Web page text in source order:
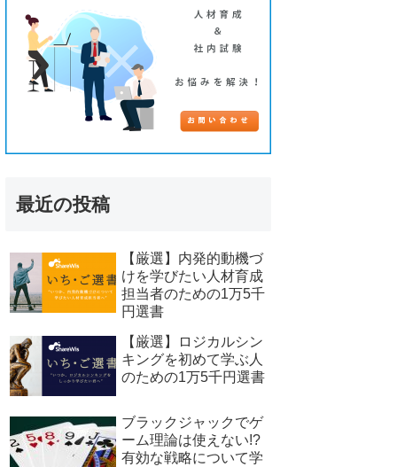
最近の投稿
【厳選】内発的動機づ
けを学びたい人材育成
担当者のための1万5千
円選書
【厳選】ロジカルシン
キングを初めて学ぶ人
のための1万5千円選書
ブラックジャックでゲ
ーム理論は使えない!?
有効な戦略について学